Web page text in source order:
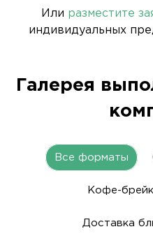
Или разместите
индивидуальных
Галерея
Все форматы
Кофе-брейк
Доставка